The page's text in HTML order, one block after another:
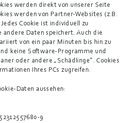
werden direkt von unserer Seite
werden von Partner-Websites (z.B.
Cookie ist individuell zu
andere Daten speichert. Auch die
von ein paar Minuten bis hin zu
keine Software-Programme und
oder andere „Schädlinge“. Cookies
Ihres PCs zugreifen.
Daten aussehen:
9